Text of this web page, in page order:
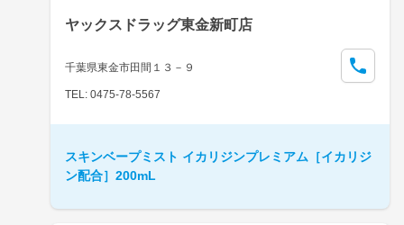
ヤックスドラッグ東金新町店
千葉県東金市田間１３－９
TEL: 0475-78-5567
スキンベープミスト イカリジンプレミアム［イカリジ
ン配合］200mL